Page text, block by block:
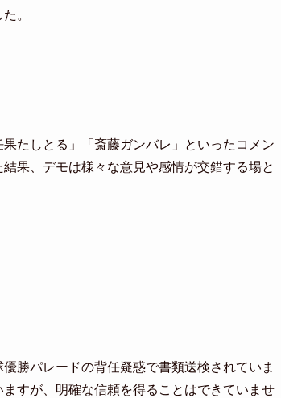
。
たしとる」「斎藤ガンバレ」といったコメン
果、デモは様々な意見や感情が交錯する場と
勝パレードの背任疑惑で書類送検されていま
すが、明確な信頼を得ることはできていませ